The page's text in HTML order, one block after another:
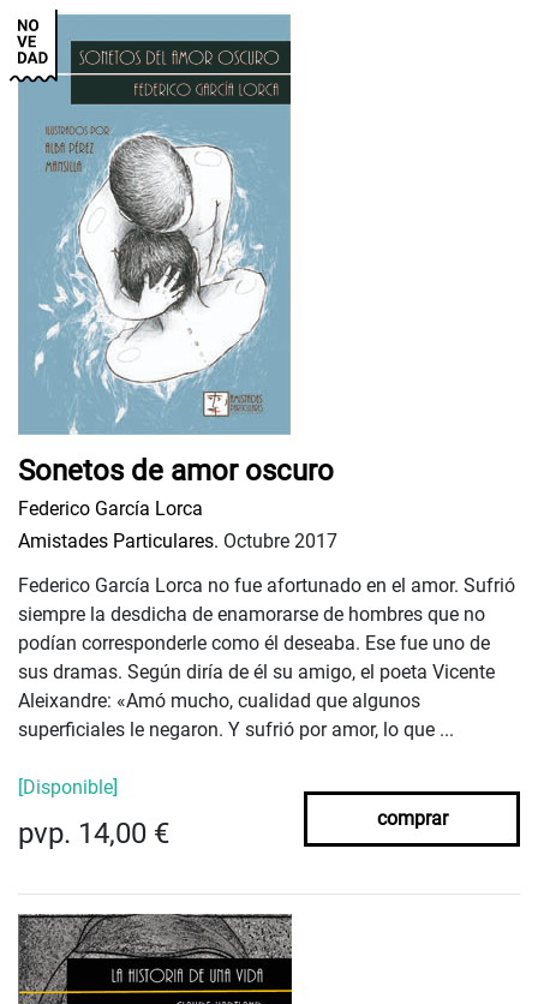
Sonetos de amor oscuro
Federico García Lorca
Amistades Particulares. Octubre 2017
Federico García Lorca no fue afortunado en el amor. Sufrió
siempre la desdicha de enamorarse de hombres que no
podían corresponderle como él deseaba. Ese fue uno de
sus dramas. Según diría de él su amigo, el poeta Vicente
Aleixandre: «Amó mucho, cualidad que algunos
superficiales le negaron. Y sufrió por amor, lo que ...
[Disponible]
pvp. 14,00 € comprar